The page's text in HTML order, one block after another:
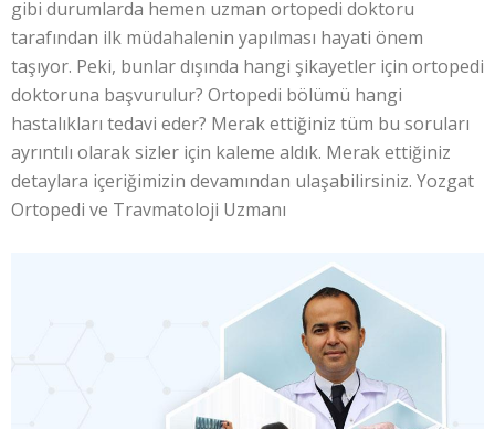
gibi durumlarda hemen uzman ortopedi doktoru
tarafından ilk müdahalenin yapılması hayati önem
taşıyor. Peki, bunlar dışında hangi şikayetler için ortopedi
doktoruna başvurulur? Ortopedi bölümü hangi
hastalıkları tedavi eder? Merak ettiğiniz tüm bu soruları
ayrıntılı olarak sizler için kaleme aldık. Merak ettiğiniz
detaylara içeriğimizin devamından ulaşabilirsiniz. Yozgat
Ortopedi ve Travmatoloji Uzmanı